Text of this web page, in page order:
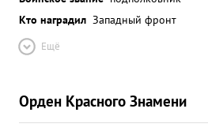
Кто наградил Западный фронт
Ещё
Орден Красного Знамени